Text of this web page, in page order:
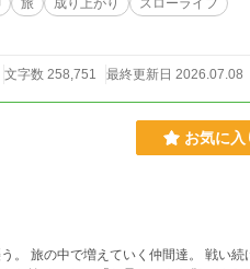
旅 成り上がり
スローライフ
文字数 258,751 最終更新日 2026.07.08
お気に入
。 旅の中で増えていく仲間達。 戦い続